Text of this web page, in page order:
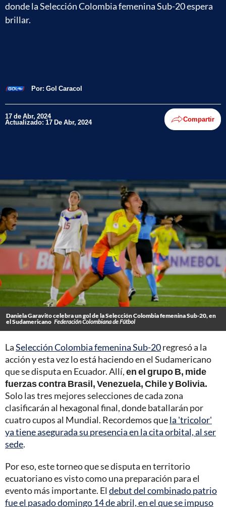
donde la Selección Colombia femenina Sub-20 espera
brillar.
Por: Gol Caracol
17 de Abr, 2024
Actualizado: 17 De Abr, 2024 Compartir
Daniela Garavito celebra un gol de la Selección Colombia femenina Sub-20, en
el Sudamericano Federación Colombiana de Fútbol
LaSelección Colombia femenina Sub-20regresó a la
acción y esta vez lo está haciendo en el Sudamericano
que se disputa en Ecuador. Allí,en el grupo B, mide
fuerzas contra Brasil, Venezuela, Chile y Bolivia.
Solo las tres mejores selecciones de cada zona
clasificarán al hexagonal final, donde batallarán por
cuatro cupos al Mundial. Recordemos quela 'tricolor'
ya tiene asegurada su presencia en la cita orbital, al ser
sede.
Por eso, este torneo que se disputa en territorio
ecuatoriano es visto como una preparación para el
evento más importante. El debut del combinado patrio
fue el pasado domingo 14 de abril, en el que se impuso